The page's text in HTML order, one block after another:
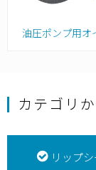
油圧ポンプ用オ
カテゴリ
リップ